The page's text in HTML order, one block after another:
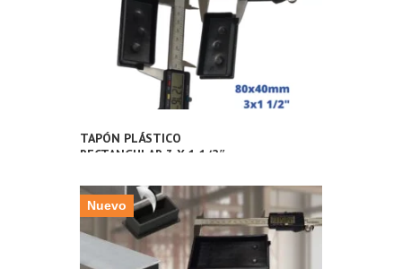
TAPÓN PLÁSTICO
RECTANGULAR 3 X 1 1/2″
TUBERÍA METÁLICA
Nuevo